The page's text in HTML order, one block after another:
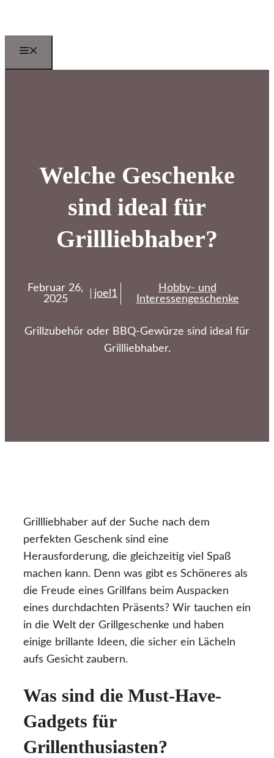
springen
Welche Geschenke
sind ideal für
Grillliebhaber?
Februar 26,
2025
joel1
Hobby- und
Interessengeschenke
Grillzubehör oder BBQ-Gewürze sind ideal für
Grillliebhaber.
Grillliebhaber auf der Suche nach dem
perfekten Geschenk sind eine
Herausforderung, die gleichzeitig viel Spaß
machen kann. Denn was gibt es Schöneres als
die Freude eines Grillfans beim Auspacken
eines durchdachten Präsents? Wir tauchen ein
in die Welt der Grillgeschenke und haben
einige brillante Ideen, die sicher ein Lächeln
aufs Gesicht zaubern.
Was sind die Must-Have-
Gadgets für
Grillenthusiasten?